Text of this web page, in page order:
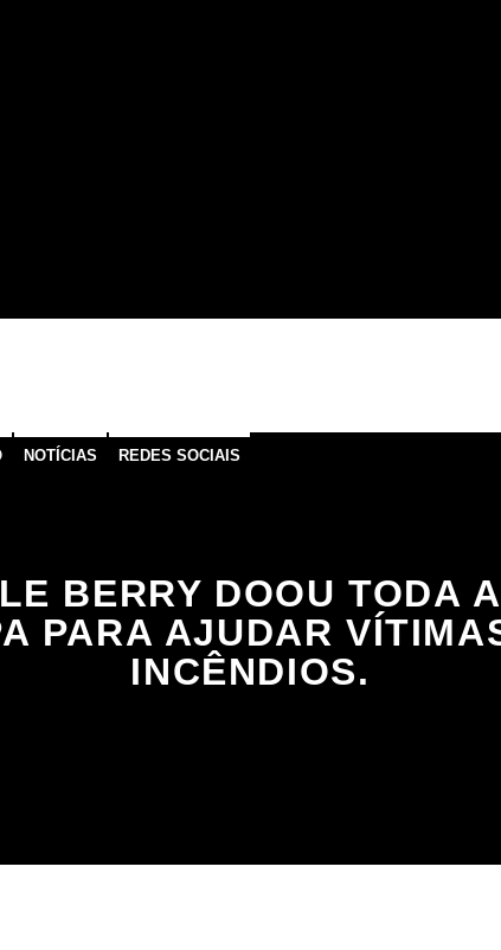
NOTÍCIAS REDES SOCIAIS
BERRY DOOU TODA
PARA AJUDAR
INCÊNDIOS.